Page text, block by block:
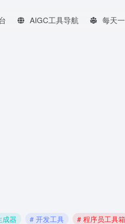
AIGC工具导航 每天
成器 # 开发工具 # 程序员工具箱